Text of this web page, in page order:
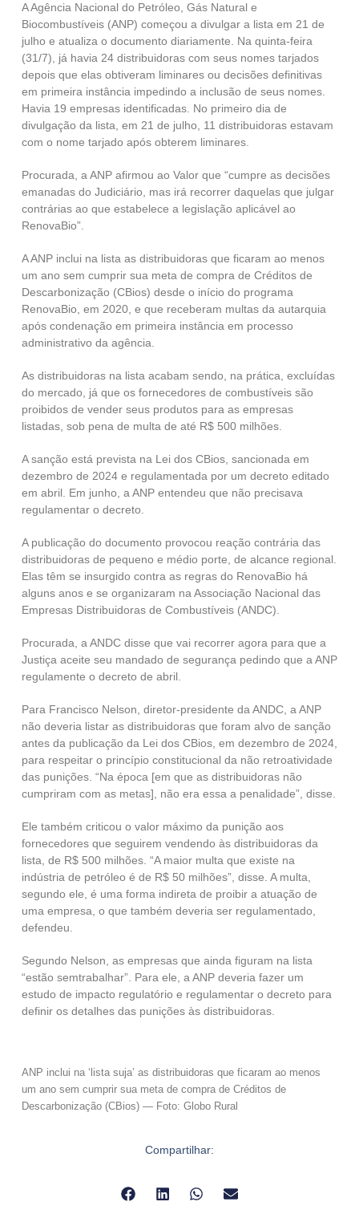
A Agência Nacional do Petróleo, Gás Natural e
Biocombustíveis (ANP) começou a divulgar a lista em 21 de
julho e atualiza o documento diariamente. Na quinta-feira
(31/7), já havia 24 distribuidoras com seus nomes tarjados
depois que elas obtiveram liminares ou decisões definitivas
em primeira instância impedindo a inclusão de seus nomes.
Havia 19 empresas identificadas. No primeiro dia de
divulgação da lista, em 21 de julho, 11 distribuidoras estavam
com o nome tarjado após obterem liminares.
Procurada, a ANP afirmou ao Valor que “cumpre as decisões
emanadas do Judiciário, mas irá recorrer daquelas que julgar
contrárias ao que estabelece a legislação aplicável ao
RenovaBio”.
A ANP inclui na lista as distribuidoras que ficaram ao menos
um ano sem cumprir sua meta de compra de Créditos de
Descarbonização (CBios) desde o início do programa
RenovaBio, em 2020, e que receberam multas da autarquia
após condenação em primeira instância em processo
administrativo da agência.
As distribuidoras na lista acabam sendo, na prática, excluídas
do mercado, já que os fornecedores de combustíveis são
proibidos de vender seus produtos para as empresas
listadas, sob pena de multa de até R$ 500 milhões.
A sanção está prevista na Lei dos CBios, sancionada em
dezembro de 2024 e regulamentada por um decreto editado
em abril. Em junho, a ANP entendeu que não precisava
regulamentar o decreto.
A publicação do documento provocou reação contrária das
distribuidoras de pequeno e médio porte, de alcance regional.
Elas têm se insurgido contra as regras do RenovaBio há
alguns anos e se organizaram na Associação Nacional das
Empresas Distribuidoras de Combustíveis (ANDC).
Procurada, a ANDC disse que vai recorrer agora para que a
Justiça aceite seu mandado de segurança pedindo que a ANP
regulamente o decreto de abril.
Para Francisco Nelson, diretor-presidente da ANDC, a ANP
não deveria listar as distribuidoras que foram alvo de sanção
antes da publicação da Lei dos CBios, em dezembro de 2024,
para respeitar o princípio constitucional da não retroatividade
das punições. “Na época [em que as distribuidoras não
cumpriram com as metas], não era essa a penalidade”, disse.
Ele também criticou o valor máximo da punição aos
fornecedores que seguirem vendendo às distribuidoras da
lista, de R$ 500 milhões. “A maior multa que existe na
indústria de petróleo é de R$ 50 milhões”, disse. A multa,
segundo ele, é uma forma indireta de proibir a atuação de
uma empresa, o que também deveria ser regulamentado,
defendeu.
Segundo Nelson, as empresas que ainda figuram na lista
“estão semtrabalhar”. Para ele, a ANP deveria fazer um
estudo de impacto regulatório e regulamentar o decreto para
definir os detalhes das punições às distribuidoras.
ANP inclui na ‘lista suja’ as distribuidoras que ficaram ao menos
um ano sem cumprir sua meta de compra de Créditos de
Descarbonização (CBios) — Foto: Globo Rural
Compartilhar: